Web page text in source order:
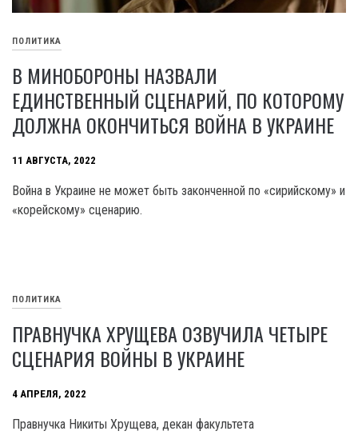
ПОЛИТИКА
В МИНОБОРОНЫ НАЗВАЛИ
ЕДИНСТВЕННЫЙ СЦЕНАРИЙ, ПО КОТОРОМУ
ДОЛЖНА ОКОНЧИТЬСЯ ВОЙНА В УКРАИНЕ
11 АВГУСТА, 2022
Война в Украине не может быть законченной по «сирийскому» и
«корейскому» сценарию.
ПОЛИТИКА
ПРАВНУЧКА ХРУЩЕВА ОЗВУЧИЛА ЧЕТЫРЕ
СЦЕНАРИЯ ВОЙНЫ В УКРАИНЕ
4 АПРЕЛЯ, 2022
Правнучка Никиты Хрущева, декан факультета